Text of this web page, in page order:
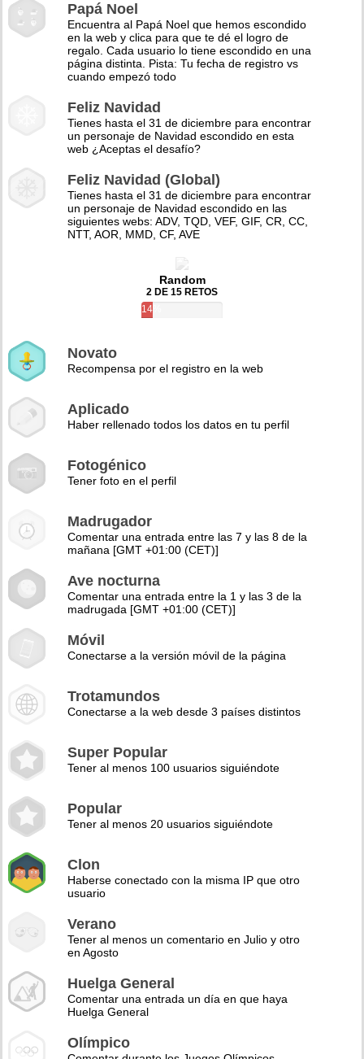
Papá Noel
Encuentra al Papá Noel que hemos escondido
en la web y clica para que te dé el logro de
regalo. Cada usuario lo tiene escondido en una
página distinta. Pista: Tu fecha de registro vs
cuando empezó todo
Feliz Navidad
Tienes hasta el 31 de diciembre para encontrar
un personaje de Navidad escondido en esta
web ¿Aceptas el desafío?
Feliz Navidad (Global)
Tienes hasta el 31 de diciembre para encontrar
un personaje de Navidad escondido en las
siguientes webs: ADV, TQD, VEF, GIF, CR, CC,
NTT, AOR, MMD, CF, AVE
Random
2 DE 15 RETOS
14%
Novato
Recompensa por el registro en la web
Aplicado
Haber rellenado todos los datos en tu perfil
Fotogénico
Tener foto en el perfil
Madrugador
Comentar una entrada entre las 7 y las 8 de la
mañana [GMT +01:00 (CET)]
Ave nocturna
Comentar una entrada entre la 1 y las 3 de la
madrugada [GMT +01:00 (CET)]
Móvil
Conectarse a la versión móvil de la página
Trotamundos
Conectarse a la web desde 3 países distintos
Super Popular
Tener al menos 100 usuarios siguiéndote
Popular
Tener al menos 20 usuarios siguiéndote
Clon
Haberse conectado con la misma IP que otro
usuario
Verano
Tener al menos un comentario en Julio y otro
en Agosto
Huelga General
Comentar una entrada un día en que haya
Huelga General
Olímpico